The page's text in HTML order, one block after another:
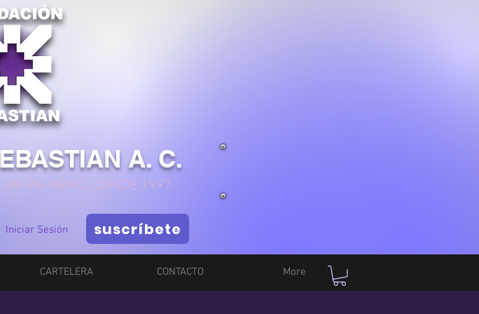
A. C.
EN MÉXICO DESDE 1997
Iniciar Sesión suscríbete
CARTELERA CONTACTO More